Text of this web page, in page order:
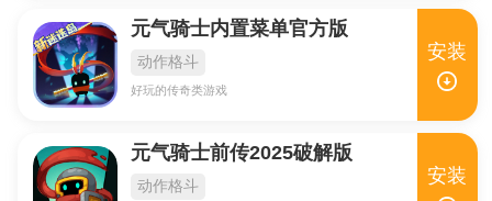
元气骑士内置菜单官方版
动作格斗
好玩的传奇类游戏
安装
元气骑士前传2025破解版
动作格斗 安装